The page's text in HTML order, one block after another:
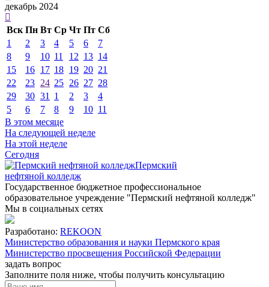
декабрь 2024
Вск Пн Вт Ср Чт Пт Сб
1
2 3 4 5 6
7
8
9 10 11 12 13 14
15
16 17 18 19 20 21
22
23 24 25 26 27 28
29
30 31 1 2 3
4
5
6 7 8 9 10 11
В этом месяце
На следующей неделе
На этой неделе
Сегодня
Пермский
нефтяной колледж
Государственное бюджетное профессиональное
образовательное учреждение "Пермский нефтяной колледж"
Мы в социальных сетях
Разработано: REKOON
Министерство образования и науки Пермского края
Министерство просвещения Российской Федерации
задать вопрос
Заполните поля ниже, чтобы получить консультацию